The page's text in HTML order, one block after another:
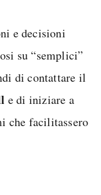
e decisioni
su “semplici”
di contattare il
e di iniziare a
che facilitassero